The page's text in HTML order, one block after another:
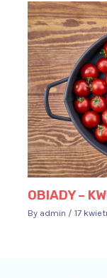
OBIADY –
By admin / 17